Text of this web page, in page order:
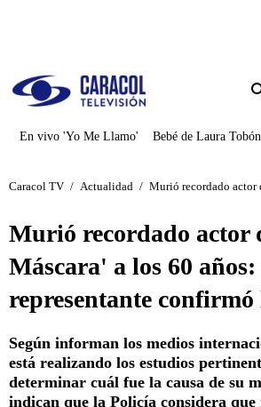
En vivo 'Yo Me Llamo' Bebé de Laura Tobón
Caracol TV / Actualidad / Murió recordado actor
Murió recordado actor
Máscara' a los 60 años:
representante
Según informan los medios
está realizando los estudios
determinar cuál fue la causa de su
indican que la Policía considera